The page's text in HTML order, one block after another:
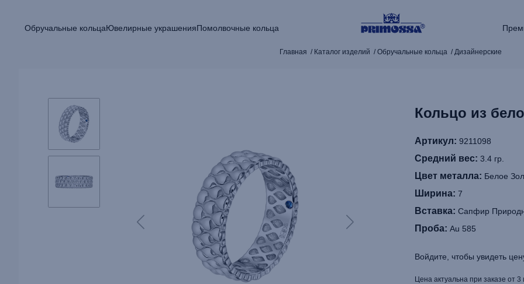
Обручальные кольцаЮвелирные украшенияПомолвочные кольца
Главная Каталог изделий Обручальные кольца Дизайнерские
Кольцо из
Артикул: 9211098
Средний вес: 3.4 гр.
Цвет металла: Белое
Ширина: 7
Вставка: Сапфир
Проба: Au 585
Войдите, чтобы увидеть
Цена актуальна при заказе от 3